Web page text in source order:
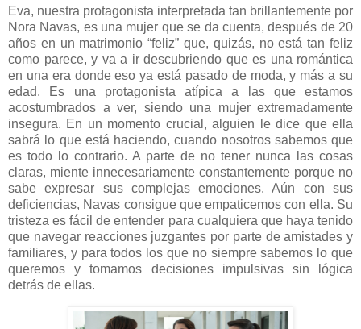
Eva, nuestra protagonista interpretada tan brillantemente por
Nora Navas, es una mujer que se da cuenta, después de 20
años en un matrimonio “feliz” que, quizás, no está tan feliz
como parece, y va a ir descubriendo que es una romántica
en una era donde eso ya está pasado de moda, y más a su
edad. Es una protagonista atípica a las que estamos
acostumbrados a ver, siendo una mujer extremadamente
insegura. En un momento crucial, alguien le dice que ella
sabrá lo que está haciendo, cuando nosotros sabemos que
es todo lo contrario. A parte de no tener nunca las cosas
claras, miente innecesariamente constantemente porque no
sabe expresar sus complejas emociones. Aún con sus
deficiencias, Navas consigue que empaticemos con ella. Su
tristeza es fácil de entender para cualquiera que haya tenido
que navegar reacciones juzgantes por parte de amistades y
familiares, y para todos los que no siempre sabemos lo que
queremos y tomamos decisiones impulsivas sin lógica
detrás de ellas.